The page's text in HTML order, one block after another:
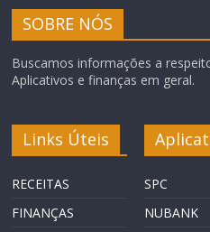
SOBRE NÓS
Buscamos informações a
Aplicativos e finanças em geral.
Links Úteis
RECEITAS
FINANÇAS
SPC
NUBANK